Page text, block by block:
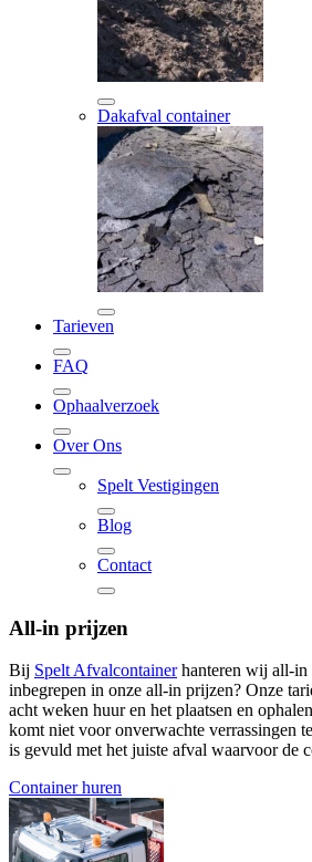
Dakafval container
Tarieven
FAQ
Ophaalverzoek
Over Ons
Spelt Vestigingen
Blog
Contact
All-in prijzen
Bij Spelt Afvalcontainerhanteren wij all-in
inbegrepen in onze all-in prijzen? Onze
acht weken huur en het plaatsen en
komt niet voor onverwachte verrassingen
is gevuld met het juiste afval waarvoor de
Container huren